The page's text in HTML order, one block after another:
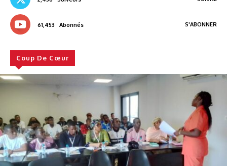
61,453 Abonnés S'ABONNER
Coup De Cœur